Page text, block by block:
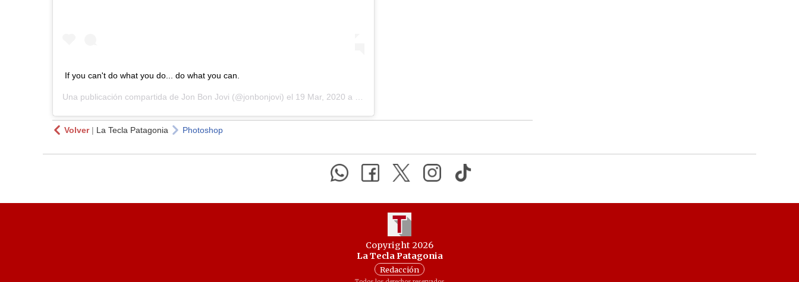
If you can't do what you do... do what you can.
Una publicación compartida de Jon Bon Jovi (@jonbonjovi) el 19 Mar, 2020 a las 7:41 PDT
Volver| La Tecla Patagonia Photoshop
Copyright 2026
La Tecla Patagonia
Redacción